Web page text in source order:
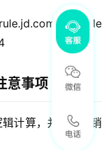
rule/rule
意事项
计算，并允许促销